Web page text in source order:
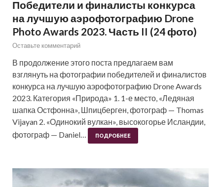
Победители и финалисты конкурса
на лучшую аэрофотографию Drone
Photo Awards 2023. Часть II (24 фото)
Оставьте комментарий
В продолжение этого поста предлагаем вам
взглянуть на фотографии победителей и финалистов
конкурса на лучшую аэрофотографию Drone Awards
2023. Категория «Природа» 1. 1-е место, «Ледяная
шапка Остфонна», Шпицберген, фотограф — Thomas
Vijayan 2. «Одинокий вулкан», высокогорье Исландии,
фотограф — Daniel…
ПОДРОБНЕЕ